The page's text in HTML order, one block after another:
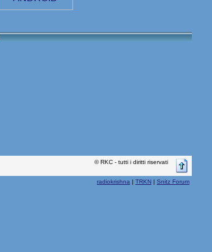
© RKC - tutti i diritti riservati
radiokrishna | TRKN | Snitz Forum